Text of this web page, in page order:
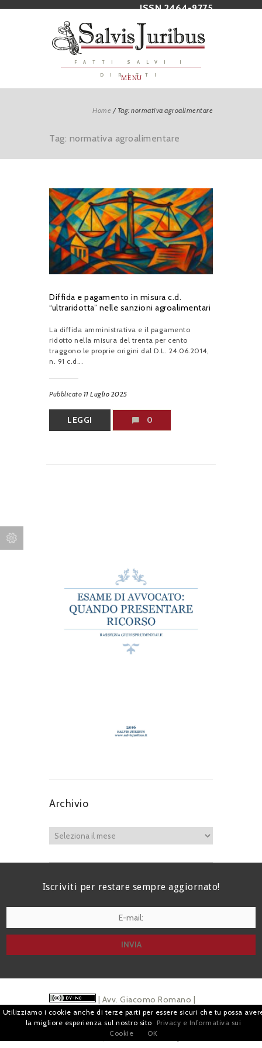
ISSN 2464-9775
FATTI SALVI I
DIRITTI
MENU
Home / Tag: normativa agroalimentare
Tag: normativa agroalimentare
Diffida e pagamento in misura c.d.
“ultraridotta” nelle sanzioni agroalimentari
La diffida amministrativa e il pagamento
ridotto nella misura del trenta per cento
traggono le proprie origini dal D.L. 24.06.2014,
n. 91 c.d...
Pubblicato 11 Luglio 2025
LEGGI 0
Archivio
Iscriviti per restare sempre aggiornato!
| Avv. Giacomo Romano |
Piazza di Campitelli, 2 - 00186 Roma | P.I.
Pubblicità ePrivacy
Utilizziamo i cookie anche di terze parti per essere sicuri che tu possa
la migliore esperienza sul nostro sito
Privacy e Informativa sui
Cookie
OK